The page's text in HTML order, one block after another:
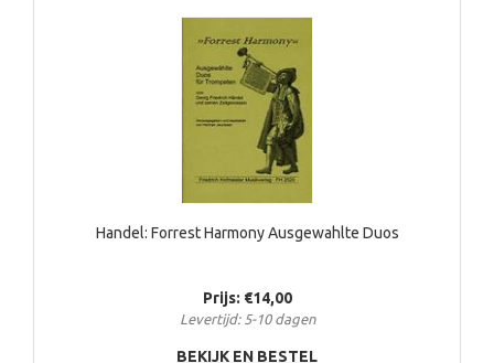
Handel: Forrest Harmony Ausgewahlte Duos
Prijs: €14,00
Levertijd: 5-10 dagen
BEKIJK EN BESTEL